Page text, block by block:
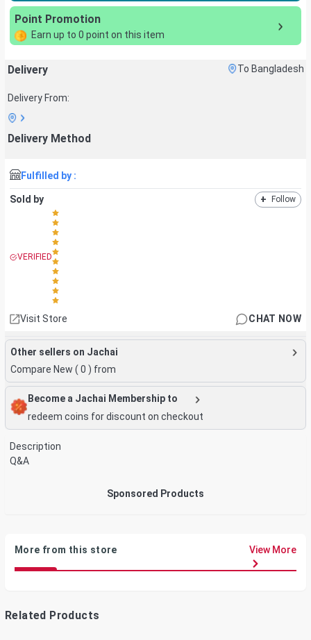
Point Promotion
Earn up to 0 point on this item
Delivery To Bangladesh
Delivery From:
Delivery Method
Fulfilled by :
Sold by + Follow
VERIFIED
Visit Store CHAT NOW
Other sellers on Jachai
Compare New ( 0 ) from
Become a Jachai Membership to
redeem coins for discount on checkout
Description
Q&A
Sponsored Products
More from this store View More
Related Products